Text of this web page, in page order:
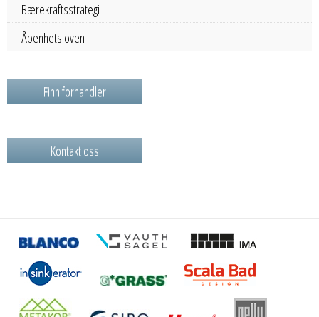
Bærekraftsstrategi
Åpenhetsloven
Finn forhandler
Kontakt oss